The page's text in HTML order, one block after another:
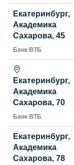
Екатеринбург,
Академика
Сахарова, 45
Банк ВТБ
Екатеринбург,
Академика
Сахарова, 70
Банк ВТБ
Екатеринбург,
Академика
Сахарова, 78